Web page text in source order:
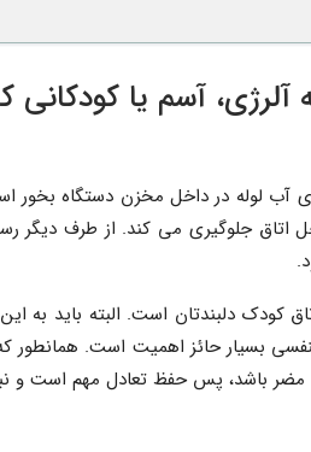
آلرژی، آسم یا
لوله در داخل مخزن دستگاه بخور
جلوگیری می کند. از طرف دیگر
دلبندتان است. البته باید به
بسیار حائز اهمیت است.
باشد، پس حفظ تعادل مهم است و